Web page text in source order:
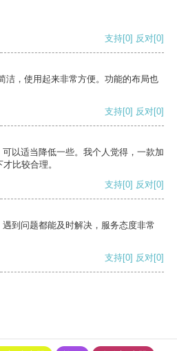
支持[0] 反对[0]
洁，使用起来非常方便。功能的布局也
支持[0] 反对[0]
以适当降低一些。我个人觉得，一款加
比较合理。
支持[0] 反对[0]
到问题都能及时解决，服务态度非常
支持[0] 反对[0]